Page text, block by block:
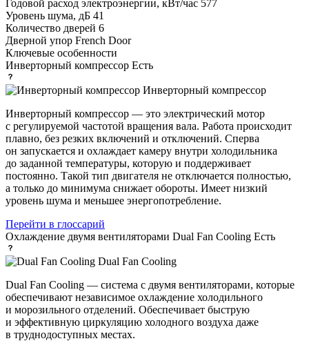
Годовой расход электроэнергии, кВт/час 577
Уровень шума, дБ 41
Количество дверей 6
Дверной упор French Door
Ключевые особенности
Инверторный компрессор Есть
Инверторный компрессор
Инверторный компрессор — это электрический мотор
с регулируемой частотой вращения вала. Работа происходит
плавно, без резких включений и отключений. Сперва
он запускается и охлаждает камеру внутри холодильника
до заданной температуры, которую и поддерживает
постоянно. Такой тип двигателя не отключается полностью,
а только до минимума снижает обороты. Имеет низкий
уровень шума и меньшее энергопотребление.
Перейти в глоссарий
Охлаждение двумя вентиляторами Dual Fan Cooling Есть
Dual Fan Cooling
Dual Fan Cooling — система с двумя вентиляторами, которые
обеспечивают независимое охлаждение холодильного
и морозильного отделений. Обеспечивает быструю
и эффективную циркуляцию холодного воздуха даже
в труднодоступных местах.